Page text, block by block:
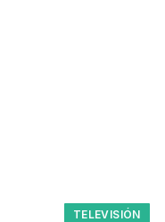
TELEVISIÓN